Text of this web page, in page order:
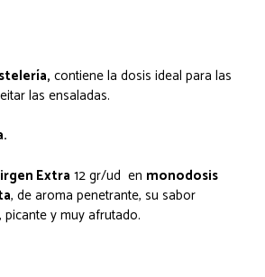
contiene la dosis ideal para las
las ensaladas.
Extra 12 gr/ud en monodosis
, de aroma penetrante, su sabor
y muy afrutado.